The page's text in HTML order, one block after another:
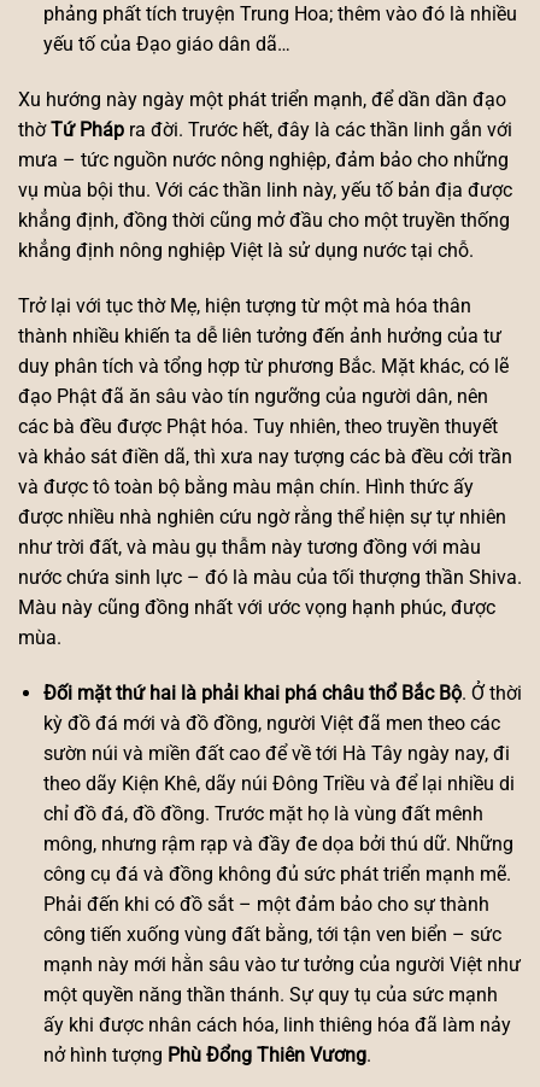
phảng phất tích truyện Trung Hoa; thêm vào đó là nhiều
yếu tố của Đạo giáo dân dã…
Xu hướng này ngày một phát triển mạnh, để dần dần đạo
thờTứ Pháp ra đời. Trước hết, đây là các thần linh gắn với
mưa – tức nguồn nước nông nghiệp, đảm bảo cho những
vụ mùa bội thu. Với các thần linh này, yếu tố bản địa được
khẳng định, đồng thời cũng mở đầu cho một truyền thống
khẳng định nông nghiệp Việt là sử dụng nước tại chỗ.
Trở lại với tục thờ Mẹ, hiện tượng từ một mà hóa thân
thành nhiều khiến ta dễ liên tưởng đến ảnh hưởng của tư
duy phân tích và tổng hợp từ phương Bắc. Mặt khác, có lẽ
đạo Phật đã ăn sâu vào tín ngưỡng của người dân, nên
các bà đều được Phật hóa. Tuy nhiên, theo truyền thuyết
và khảo sát điền dã, thì xưa nay tượng các bà đều cởi trần
và được tô toàn bộ bằng màu mận chín. Hình thức ấy
được nhiều nhà nghiên cứu ngờ rằng thể hiện sự tự nhiên
như trời đất, và màu gụ thẫm này tương đồng với màu
nước chứa sinh lực – đó là màu của tối thượng thần Shiva.
Màu này cũng đồng nhất với ước vọng hạnh phúc, được
mùa.
Đối mặt thứ hai là phải khai phá châu thổ Bắc Bộ. Ở thời
kỳ đồ đá mới và đồ đồng, người Việt đã men theo các
sườn núi và miền đất cao để về tới Hà Tây ngày nay, đi
theo dãy Kiện Khê, dãy núi Đông Triều và để lại nhiều di
chỉ đồ đá, đồ đồng. Trước mặt họ là vùng đất mênh
mông, nhưng rậm rạp và đầy đe dọa bởi thú dữ. Những
công cụ đá và đồng không đủ sức phát triển mạnh mẽ.
Phải đến khi có đồ sắt – một đảm bảo cho sự thành
công tiến xuống vùng đất bằng, tới tận ven biển – sức
mạnh này mới hằn sâu vào tư tưởng của người Việt như
một quyền năng thần thánh. Sự quy tụ của sức mạnh
ấy khi được nhân cách hóa, linh thiêng hóa đã làm nảy
nở hình tượng Phù Đổng Thiên Vương.